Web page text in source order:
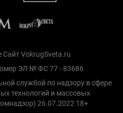
Сайт VokrugSveta.ru
ЭЛ № ФС 77 - 83686
службой по надзору в сфере
технологий и массовых
26.07.2022 18+